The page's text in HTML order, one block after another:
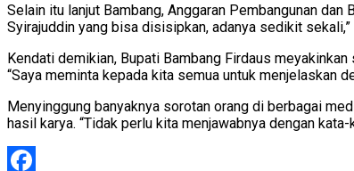
Selain itu lanjut Bambang, Anggaran Pembangunan
Syirajuddin yang bisa disisipkan, adanya sedikit sekali,”
Kendati demikian, Bupati Bambang Firdaus
“Saya meminta kepada kita semua untuk menjelaskan
Menyinggung banyaknya sorotan orang di berbagai
hasil karya. “Tidak perlu kita menjawabnya dengan